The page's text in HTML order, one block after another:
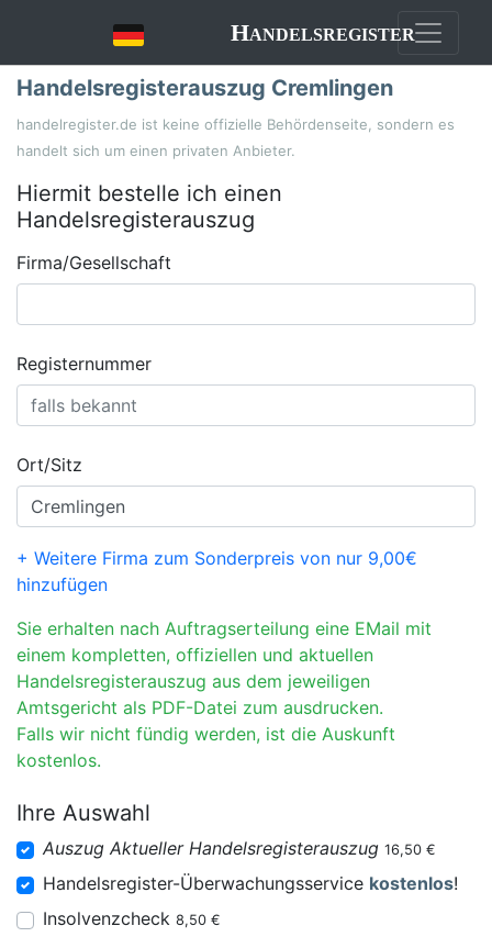
Handelsregister
Handelsregisterauszug Cremlingen
handelregister.de ist keine offizielle Behördenseite, sondern es
handelt sich um einen privaten Anbieter.
Hiermit bestelle ich einen
Handelsregisterauszug
Firma/Gesellschaft
Registernummer
Ort/Sitz
+ Weitere Firma zum Sonderpreis von nur 9,00€
hinzufügen
Sie erhalten nach Auftragserteilung eine EMail mit
einem kompletten, offiziellen und aktuellen
Handelsregisterauszug aus dem jeweiligen
Amtsgericht als PDF-Datei zum ausdrucken.
Falls wir nicht fündig werden, ist die Auskunft
kostenlos.
Ihre Auswahl
Auszug Aktueller Handelsregisterauszug 16,50 €
Handelsregister-Überwachungsservice kostenlos!
Insolvenzcheck 8,50 €